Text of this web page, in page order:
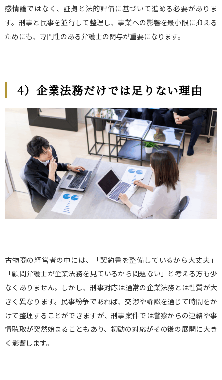
感情論ではなく、証拠と法的評価に基づいて進める必要がありま
す。刑事と民事を並行して整理し、事業への影響を最小限に抑える
ためにも、専門性のある弁護士の関与が重要になります。
4）企業法務だけでは足りない理由
古物商の経営者の中には、「契約書を整備しているから大丈夫」
「顧問弁護士が企業法務を見ているから問題ない」と考える方も少
なくありません。しかし、刑事対応は通常の企業法務とは性質が大
きく異なります。民事紛争であれば、交渉や訴訟を通じて時間をか
けて整理することができますが、刑事案件では警察からの連絡や事
情聴取が突然始まることもあり、初動の対応がその後の展開に大き
く影響します。